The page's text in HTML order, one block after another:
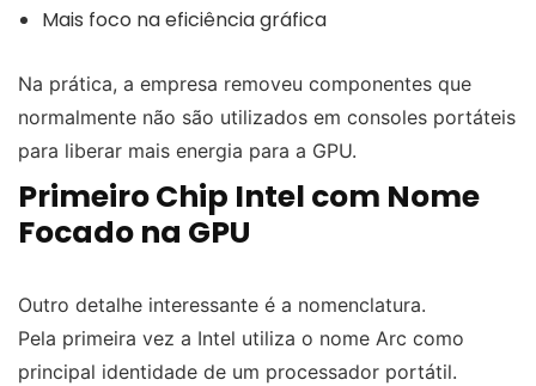
Mais foco na eficiência gráfica
Na prática, a empresa removeu componentes que
normalmente não são utilizados em consoles portáteis
para liberar mais energia para a GPU.
Primeiro Chip Intel com Nome
Focado na GPU
Outro detalhe interessante é a nomenclatura.
Pela primeira vez a Intel utiliza o nome Arc como
principal identidade de um processador portátil.